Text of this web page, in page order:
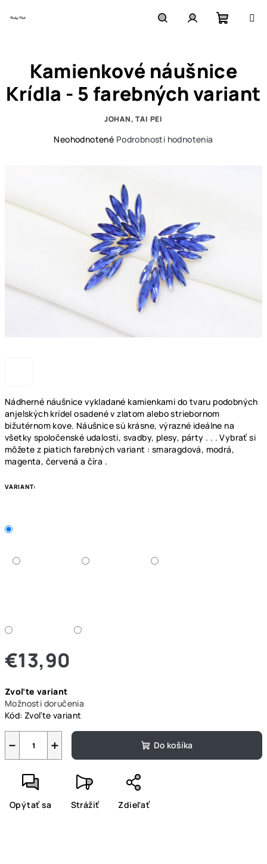
košík
Nádherné náušnice vykladané kamienkami do tvaru podobných
anjelských krídel osadené v zlatom alebo striebornom
bižutérnom kove. Náušnice sú krásne, výrazné ideálne na
všetky spoločenské udalosti, svadby, plesy, párty . . . Vybrať si
môžete z piatich farebných variant : smaragdová, modrá,
magenta, červená a číra .
VARIANT:
€13,90
cena:
Zvoľte variant
Možnosti doručenia
Kód: Zvoľte variant
+
− Do košíka
Opýtať sa Strážiť Zdieľať
Kamienkové náušnice
Krídla - 5 farebných variant
JOHAN, TAI PEI
Priemerné
hviezdičiek.
Neohodnotené Podrobnosti hodnotenia